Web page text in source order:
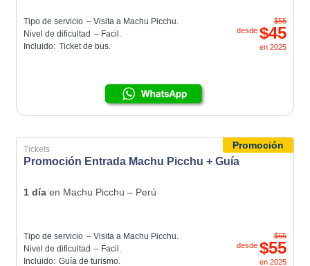
Tipo de servicio – Visita a Machu Picchu.
Nivel de dificultad – Facil.
Incluido: Ticket de bus.
$55
desde $45
en2025
Promoción
Tickets
Promoción Entrada Machu Picchu + Guía
1 díaen Machu Picchu – Perú
Tipo de servicio – Visita a Machu Picchu.
Nivel de dificultad – Facil.
Incluido: Guía de turismo.
$65
desde $55
en2025